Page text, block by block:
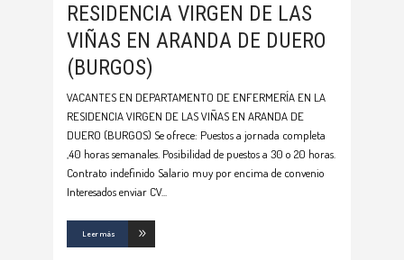
RESIDENCIA VIRGEN DE LAS
VIÑAS EN ARANDA DE DUERO
(BURGOS)
VACANTES EN DEPARTAMENTO DE ENFERMERÍA EN LA
RESIDENCIA VIRGEN DE LAS VIÑAS EN ARANDA DE
DUERO (BURGOS) Se ofrece: Puestos a jornada completa
,40 horas semanales. Posibilidad de puestos a 30 o 20 horas.
Contrato indefinido Salario muy por encima de convenio
Interesados enviar CV
Leer más